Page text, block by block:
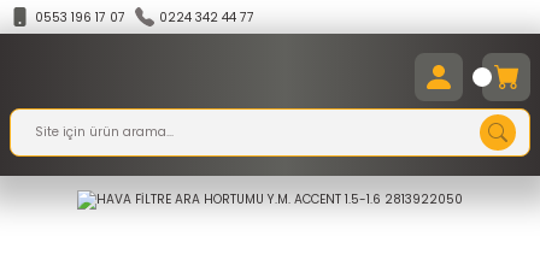
0553 196 17 07 0224 342 44 77